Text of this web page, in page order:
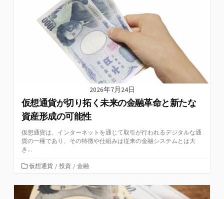
2026年7月24日
仮想通貨が切り拓く未来の金融革命と新たな
資産形成の可能性
仮想通貨は、インターネットを通じて取引が行われるデジタルな通
貨の一種であり、その特徴や仕組みは従来の金融システムとは大
き...
カ
ゴ
リ
仮想通貨 / 投資 / 金融